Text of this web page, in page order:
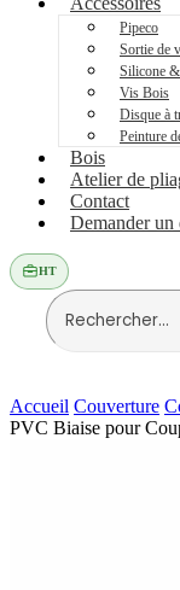
Pipeco
Sortie de
Silicone
Vis Bois
Disque à
Peinture
Bois
Atelier de
Contact
Demander un
HT
Accueil Couverture
PVC Biaise pour